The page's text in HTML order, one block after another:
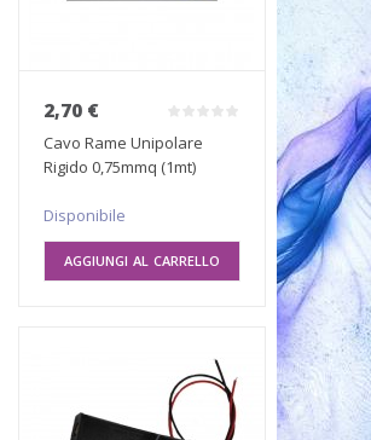
2,70 €
Cavo Rame Unipolare
Rigido 0,75mmq (1mt)
Disponibile
AGGIUNGI AL CARRELLO